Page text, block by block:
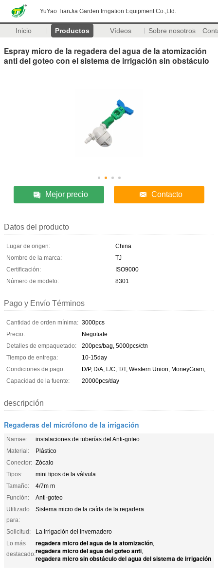
YuYao TianJia Garden Irrigation Equipment Co.,Ltd.
Inicio Productos Vídeos Sobre nosotros
Espray micro de la regadera del agua de la atomización
anti del goteo con el sistema de irrigación sin obstáculo
Mejor precio Contacto
Datos del producto
Lugar de origen:
China
Nombre de la marca:
TJ
Certificación:
ISO9000
Número de modelo:
8301
Pago y Envío Términos
Cantidad de orden mínima: 3000pcs
Precio:
Negotiate
Detalles de empaquetado:
200pcs/bag, 5000pcs/ctn
Tiempo de entrega:
10-15day
Condiciones de pago:
D/P, D/A, L/C, T/T, Western Union, MoneyGram,
Capacidad de la fuente:
20000pcs/day
descripción
Regaderas del micrófono de la irrigación
Namae:
instalaciones de tuberías del Anti-goteo
Material:
Plástico
Conector: Zócalo
Tipos:
mini tipos de la válvula
Tamaño:
4/7m m
Función:
Anti-goteo
Utilizado
para:
Sistema micro de la caída de la regadera
Solicitud:
La irrigación del invernadero
Lo más
destacado:
regadera micro del agua de la atomización,
regadera micro del agua del goteo anti,
regadera micro sin obstáculo del agua del sistema de irrigación